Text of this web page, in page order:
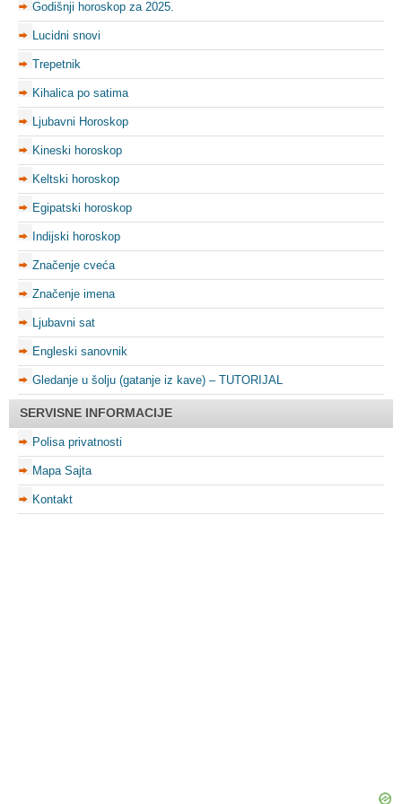
Godišnji horoskop za 2025.
Lucidni snovi
Trepetnik
Kihalica po satima
Ljubavni Horoskop
Kineski horoskop
Keltski horoskop
Egipatski horoskop
Indijski horoskop
Značenje cveća
Značenje imena
Ljubavni sat
Engleski sanovnik
Gledanje u šolju (gatanje iz kave) – TUTORIJAL
SERVISNE INFORMACIJE
Polisa privatnosti
Mapa Sajta
Kontakt